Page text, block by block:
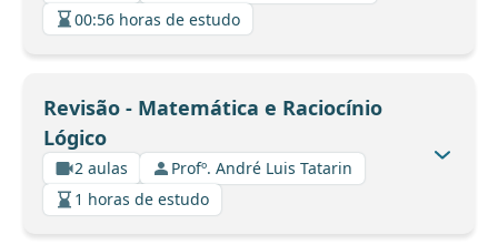
00:56 horas de estudo
Revisão - Matemática e Raciocínio
Lógico
2 aulas
Profº. André Luis Tatarin
1 horas de estudo